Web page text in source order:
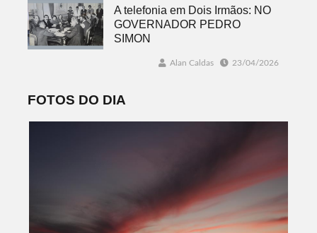
A telefonia em Dois Irmãos: NO
GOVERNADOR PEDRO
SIMON
Alan Caldas 23/04/2026
FOTOS DO DIA